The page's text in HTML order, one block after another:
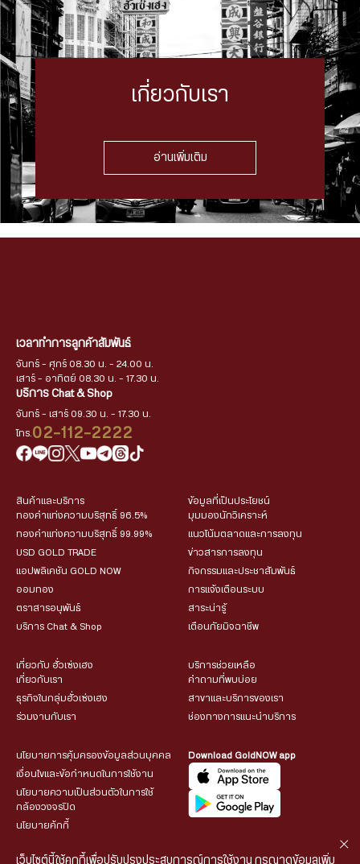
เกี่ยวกับเรา
อ่านเพิ่มเติม
เวลาทำการลูกค้าสัมพันธ์
จันทร์ - ศุกร์ 08.30 น. - 24.00 น.
เสาร์ - อาทิตย์ 08.30 น. - 17.30 น.
บริการ Chat & Shop
จันทร์ - เสาร์ 09.30 น. - 17.30 น.
โทร. 02-112-2222
สินค้าและบริการ
ทองคำแท่งความบริสุทธิ์ 96.5%
ทองคำแท่งความบริสุทธิ์ 99.99%
USD GOLD TRADE
แอปพลิเคชัน GOLD NOW
ออมทอง
ตราสารอนุพันธ์
บริการ Chat & Shop
ข้อมูลที่เป็นประโยชน์
มุมมองนักวิเคราะห์
แนวโน้มตลาดและการลงทุน
ข่าวสารการลงทุน
กิจกรรมและประชาสัมพันธ์
การแจ้งเตือนระบบ
สาระน่ารู้
เตือนภัยมิจฉาชีพ
เกี่ยวกับ ฮั่วเซ่งเฮง
เกี่ยวกับเรา
ธุรกิจในกลุ่มฮั่วเซ่งเฮง
ร่วมงานกับเรา
บริการช่วยเหลือ
คำถามที่พบบ่อย
สาขาและบริการของเรา
ช่องทางการแนะนำบริการ
นโยบายการคุ้มครองข้อมูลส่วนบุคคล
เงื่อนไขและข้อกำหนดในการใช้งาน
นโยบายความเป็นส่วนตัวในการใช้
กล้องวงจรปิด
นโยบายคุ้กกี้
Download GoldNOW app
เว็บไซต์นี้ใช้คุกกี้เพื่อปรับปรุงประสบการณ์การใช้งาน กรุณาดูข้อมูลเพิ่ม